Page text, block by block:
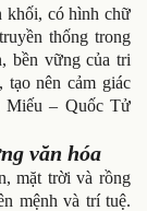
khối, có hình chữ
thống trong
bền vững của tri
nên cảm giác
Miếu – Quốc Tử
văn hóa
mặt trời và rồng
mệnh và trí tuệ.